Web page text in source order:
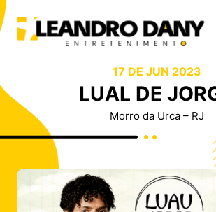
17 DE JUN 2023
LUAL DE
Morro da Urca – RJ